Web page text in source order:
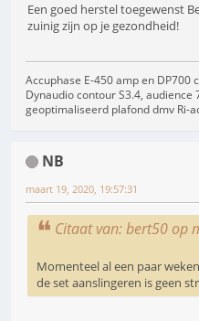
Een goed herstel toegewenst
zuinig zijn op je gezondheid!
Accuphase E-450 amp en DP700
Dynaudio contour S3.4, audience
geoptimaliseerd plafond dmv Ri-
NB
maart 19, 2020, 19:57:31
Citaat van: bert50 op
Momenteel al een paar
de set aanslingeren is geen